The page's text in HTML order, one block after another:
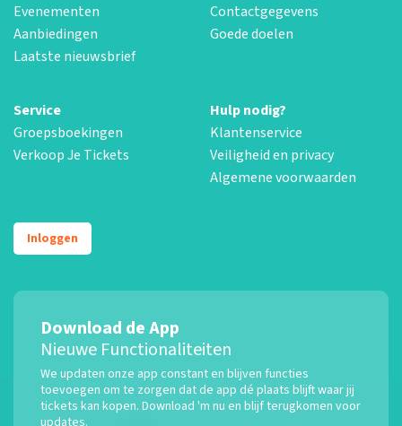
Evenementen
Aanbiedingen
Laatste nieuwsbrief
Contactgegevens
Goede doelen
Service
Groepsboekingen
Verkoop Je Tickets
Hulp nodig?
Klantenservice
Veiligheid en privacy
Algemene voorwaarden
Inloggen
Download de App
Nieuwe Functionaliteiten
We updaten onze app constant en blijven functies
toevoegen om te zorgen dat de app dé plaats blijft waar jij
tickets kan kopen. Download 'm nu en blijf terugkomen voor
updates.